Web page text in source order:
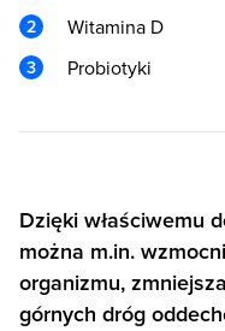
Witamina D
Probiotyki
Dzięki właściwemu
można m.in.
organizmu,
górnych dróg